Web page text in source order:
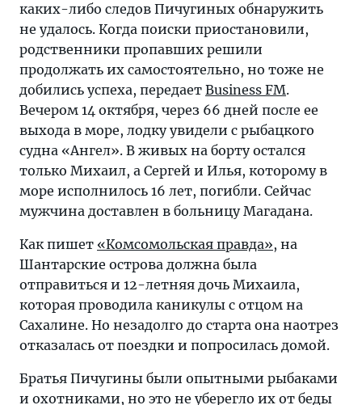
каких-либо следов Пичугиных обнаружить
не удалось. Когда поиски приостановили,
родственники пропавших решили
продолжать их самостоятельно, но тоже не
добились успеха, передает Business FM.
Вечером 14 октября, через 66 дней после ее
выхода в море, лодку увидели с рыбацкого
судна «Ангел». В живых на борту остался
только Михаил, а Сергей и Илья, которому в
море исполнилось 16 лет, погибли. Сейчас
мужчина доставлен в больницу Магадана.
Как пишет «Комсомольская правда», на
Шантарские острова должна была
отправиться и 12-летняя дочь Михаила,
которая проводила каникулы с отцом на
Сахалине. Но незадолго до старта она наотрез
отказалась от поездки и попросилась домой.
Братья Пичугины были опытными рыбаками
и охотниками, но это не уберегло их от беды